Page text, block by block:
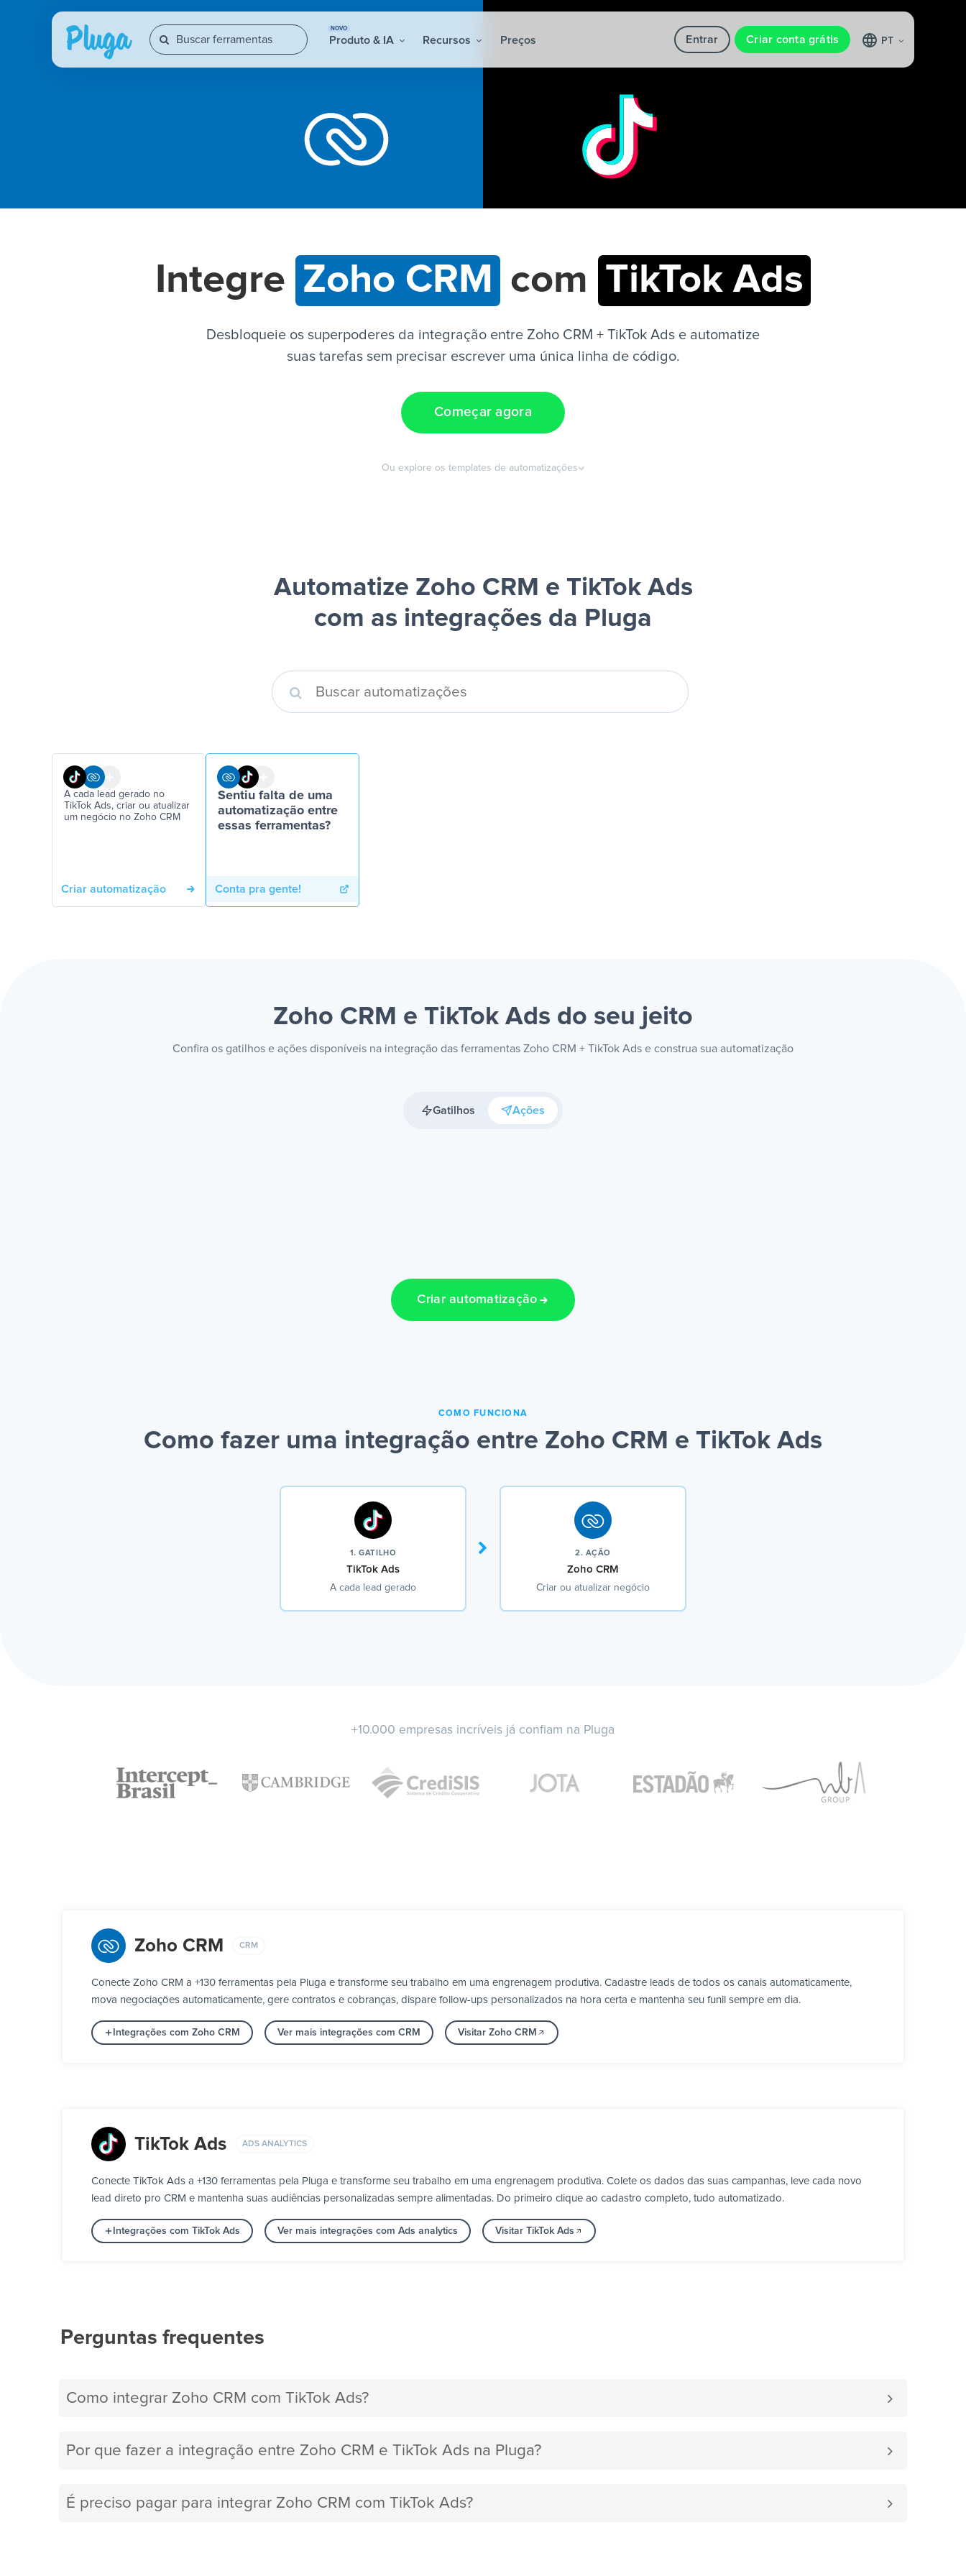
NOVO
Produto & IA Recursos Preços Entrar Criar conta grátis PT
Integre Zoho CRM com TikTok Ads
Desbloqueie os superpoderes da integração entre Zoho CRM + TikTok Ads e automatize
suas tarefas sem precisar escrever uma única linha de código.
Começar agora
Ou explore os templates de automatizações
Automatize Zoho CRM e TikTok Ads
com as integrações da Pluga
A cada lead gerado no
TikTok Ads, criar ou atualizar
um negócio no Zoho CRM
Criar automatização
Sentiu falta de uma
automatização entre
essas ferramentas?
Conta pra gente!
Zoho CRM e TikTok Ads do seu jeito
Confira os gatilhos e ações disponíveis na integração das ferramentas Zoho CRM + TikTok Ads e construa sua automatização
Gatilhos Ações
Criar automatização
COMO FUNCIONA
Como fazer uma integração entre Zoho CRM e TikTok Ads
1. GATILHO
TikTok Ads
A cada lead gerado
2. AÇÃO
Zoho CRM
Criar ou atualizar negócio
+10.000 empresas incríveis já confiam na Pluga
Zoho CRM CRM
Conecte Zoho CRM a +130 ferramentas pela Pluga e transforme seu trabalho em uma engrenagem produtiva. Cadastre leads de todos os canais automaticamente,
mova negociações automaticamente, gere contratos e cobranças, dispare follow-ups personalizados na hora certa e mantenha seu funil sempre em dia.
Integrações com Zoho CRM Ver mais integrações com CRM Visitar Zoho CRM
TikTok Ads ADS ANALYTICS
Conecte TikTok Ads a +130 ferramentas pela Pluga e transforme seu trabalho em uma engrenagem produtiva. Colete os dados das suas campanhas, leve cada novo
lead direto pro CRM e mantenha suas audiências personalizadas sempre alimentadas. Do primeiro clique ao cadastro completo, tudo automatizado.
Integrações com TikTok Ads Ver mais integrações com Ads analytics Visitar TikTok Ads
Perguntas frequentes
Como integrar Zoho CRM com TikTok Ads?
Por que fazer a integração entre Zoho CRM e TikTok Ads na Pluga?
É preciso pagar para integrar Zoho CRM com TikTok Ads?